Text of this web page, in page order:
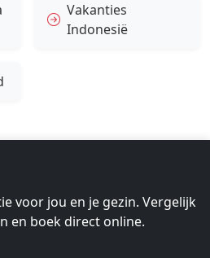
Vakanties
Indonesië
voor jou en je gezin. Vergelijk
en boek direct online.